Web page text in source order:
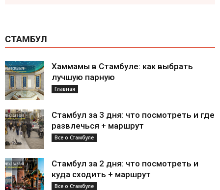
СТАМБУЛ
Хаммамы в Стамбуле: как выбрать
лучшую парную
Главная
Стамбул за 3 дня: что посмотреть и где
развлечься + маршрут
Все о Стамбуле
Стамбул за 2 дня: что посмотреть и
куда сходить + маршрут
Все о Стамбуле